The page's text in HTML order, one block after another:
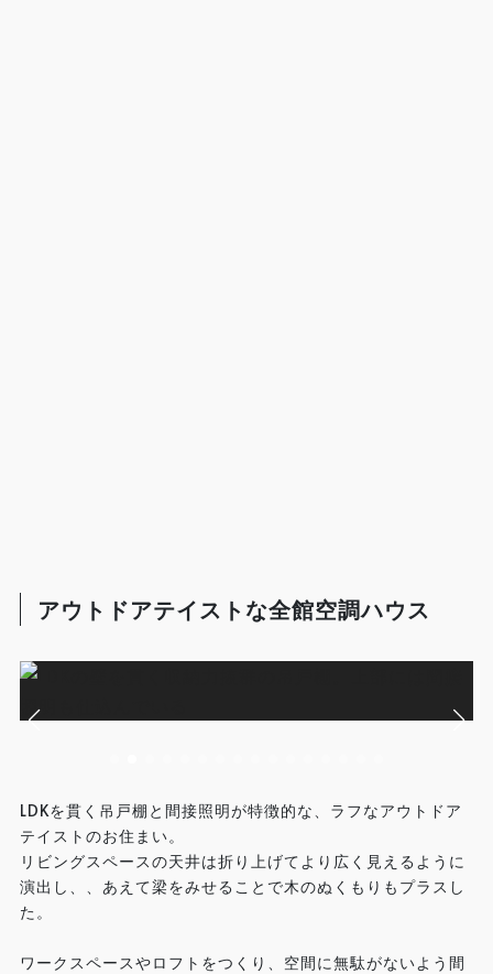
アウトドアテイストな全館空調ハウス
LDKを貫く吊戸棚と間接照明が特徴的な、ラフなアウトドア
テイストのお住まい。
リビングスペースの天井は折り上げてより広く見えるように
演出し、、あえて梁をみせることで木のぬくもりもプラスし
た。
ワークスペースやロフトをつくり、空間に無駄がないよう間